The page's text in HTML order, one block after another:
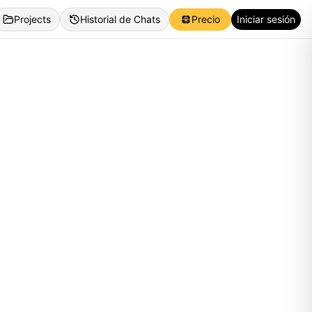
Projects Historial de Chats Precio Iniciar sesión